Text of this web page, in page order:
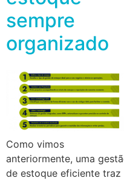
sempre
organizado
Como vimos
anteriormente, uma
de estoque eficiente traz